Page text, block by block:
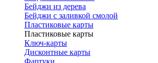
Бейджи из дерева
Бейджи с заливкой смолой
Пластиковые карты
Пластиковые карты
Ключ-карты
Дисконтные карты
Фартуки